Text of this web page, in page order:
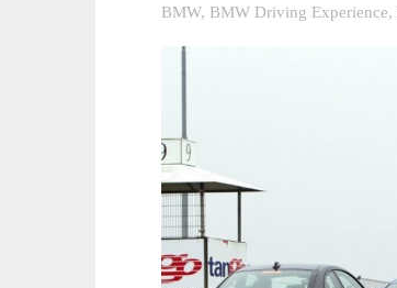
BMW, BMW Driving Experience,